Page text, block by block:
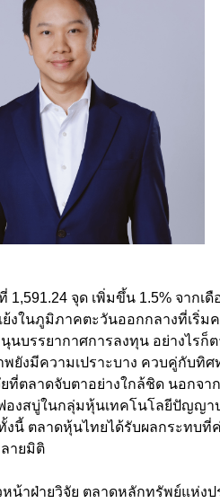
จุด เพิ่มขึ้น 1.5% จากเ
งในภูมิภาคตะวันออกกลางที่เริ่ม
บรรยากาศการลงทุน อย่างไรก็
ยังมีความเปราะบาง ควบคู่กับทิศ
ที่ตลาดจับตาอย่างใกล้ชิด นอกจ
งสบู่ในกลุ่มหุ้นเทคโนโลยีปัญญา
นี้ ตลาดหุ้นไทยได้รับผลกระทบที่
ายมิติ
าฝ่ายวิจัย ตลาดหลักทรัพย์แห่งป